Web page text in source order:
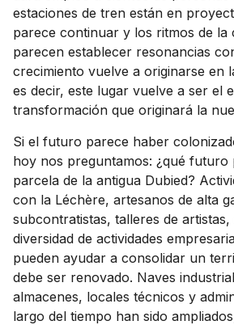
estaciones de tren están en
parece continuar y los ritmos de la
parecen establecer resonancias
crecimiento vuelve a originarse en
es decir, este lugar vuelve a ser el
transformación que originará la
Si el futuro parece haber
hoy nos preguntamos: ¿qué futuro
parcela de la antigua Dubied?
con la Léchère, artesanos de alta
subcontratistas, talleres de
diversidad de actividades
pueden ayudar a consolidar un
debe ser renovado. Naves
almacenes, locales técnicos y
largo del tiempo han sido